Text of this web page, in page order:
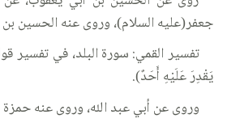
جعفر(عليه السلام)، وروى عنه الحسين
تفسير القمي: سورة البلد، في تفسير
يَقْدِرَ عَلَيْهِ أَحَدٌ).
وروى عن أبي عبد الله، وروى عنه